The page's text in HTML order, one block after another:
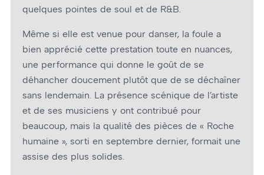
quelques pointes de soul et de R&B.
Même si elle est venue pour danser, la foule a
bien apprécié cette prestation toute en nuances,
une performance qui donne le goût de se
déhancher doucement plutôt que de se déchaîner
sans lendemain. La présence scénique de l’artiste
et de ses musiciens y ont contribué pour
beaucoup, mais la qualité des pièces de « Roche
humaine », sorti en septembre dernier, formait une
assise des plus solides.